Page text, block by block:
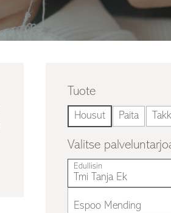
Tuote
Housut Paita
Valitse
Edullisin
Tmi Tanja Ek
Espoo Mending